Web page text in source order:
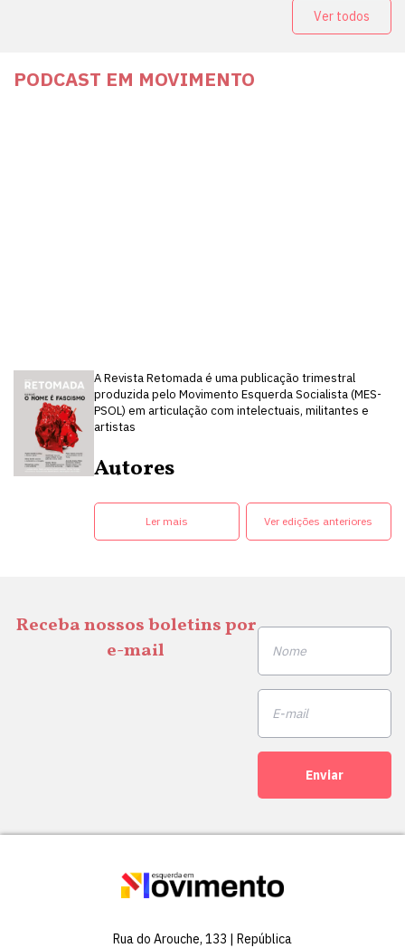
Ver todos
PODCAST EM MOVIMENTO
A Revista Retomada é uma publicação trimestral
produzida pelo Movimento Esquerda Socialista (MES-
PSOL) em articulação com intelectuais, militantes e
artistas
Autores
Ler mais Ver edições anteriores
Receba nossos boletins por
e-mail
Enviar
Rua do Arouche, 133 | República